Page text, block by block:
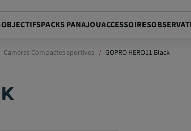
OBJECTIFSPACKS PANAJOUACCESSOIRES
Caméras Compactes sportives GOPRO HERO11 Black